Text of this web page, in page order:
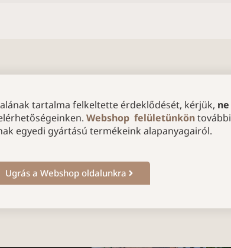
tartalma felkeltette érdeklődését, kérjük, ne
Webshop felületünköntovábbi
egyedi gyártású termékeink alapanyagairól.
Ugrás a Webshop oldalunkra